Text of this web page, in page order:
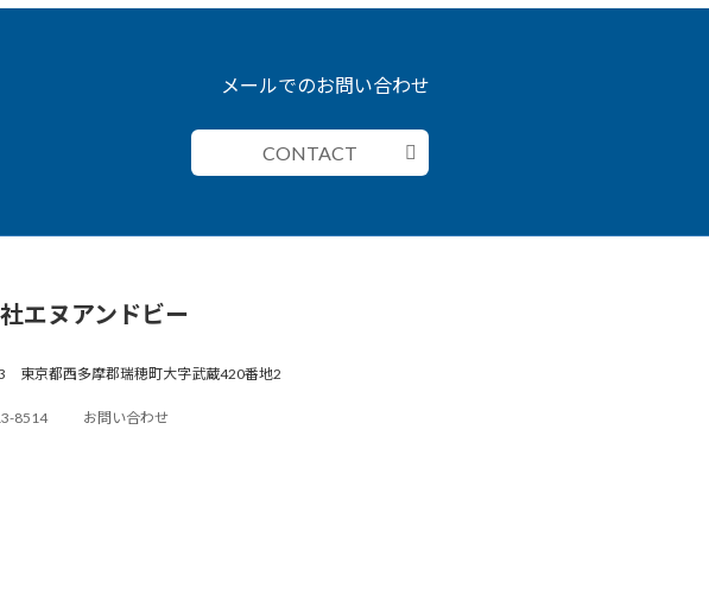
メールでのお問い合わせ
CONTACT
エヌアンドビー
東京都西多摩郡瑞穂町大字武蔵420番地2
8514 お問い合わせ